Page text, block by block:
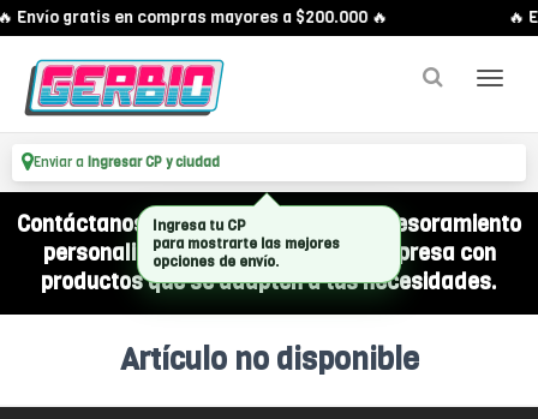
Envío gratis en compras mayores a $200.000 🔥 🔥
Enviar a Ingresar CP y ciudad
Contáctanos por WhatsApp y recibí asesoramiento
personalizado para equipar a tu empresa con
productos que se adapten a tus necesidades.
Artículo no disponible
Ingresa tu CP
para mostrarte las mejores
opciones de envío.